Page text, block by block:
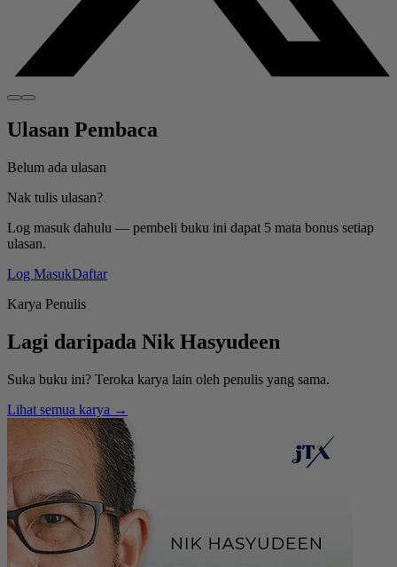
Ulasan Pembaca
Belum ada ulasan
Nak tulis ulasan?
Log masuk dahulu — pembeli buku ini dapat 5 mata bonus setiap
ulasan.
Log MasukDaftar
Karya Penulis
Lagi daripada Nik Hasyudeen
Suka buku ini? Teroka karya lain oleh penulis yang sama.
Lihat semua karya →